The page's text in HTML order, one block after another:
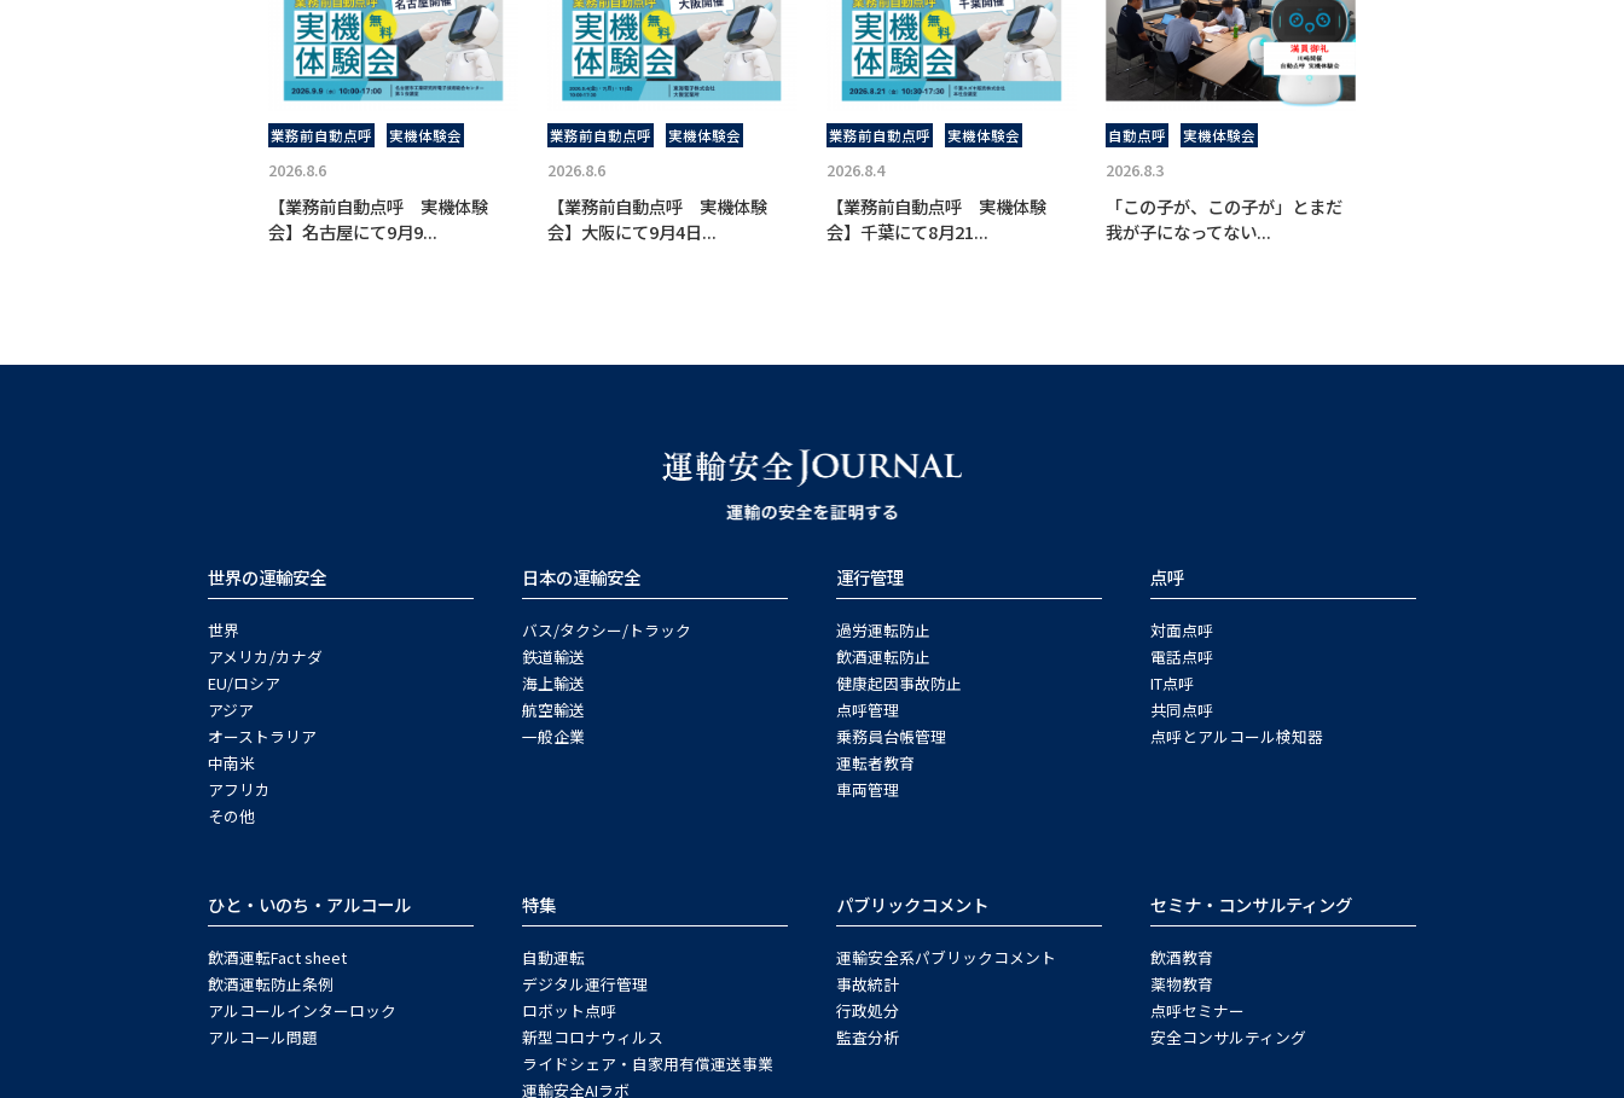
業務前自動点呼 実機体験会
2026.8.6
【業務前自動点呼 実機体験
会】名古屋にて9月9...
業務前自動点呼 実機体験会
2026.8.6
【業務前自動点呼 実機体験
会】大阪にて9月4日...
業務前自動点呼 実機体験会
2026.8.4
【業務前自動点呼 実機体験
会】千葉にて8月21...
自動点呼 実機体験会
2026.8.3
「この子が、この子が」とまだ
我が子になってない...
世界の運輸安全
世界
アメリカ/カナダ
EU/ロシア
アジア
オーストラリア
中南米
アフリカ
その他
日本の運輸安全
バス/タクシー/トラック
鉄道輸送
海上輸送
航空輸送
一般企業
運行管理
過労運転防止
飲酒運転防止
健康起因事故防止
点呼管理
乗務員台帳管理
運転者教育
車両管理
点呼
対面点呼
電話点呼
IT点呼
共同点呼
点呼とアルコール検知器
ひと・いのち・アルコール
飲酒運転Fact sheet
飲酒運転防止条例
アルコールインターロック
アルコール問題
特集
自動運転
デジタル運行管理
ロボット点呼
新型コロナウィルス
ライドシェア・自家用有償運送事業
運輸安全AIラボ
パブリックコメント
運輸安全系パブリックコメント
事故統計
行政処分
監査分析
セミナ・コンサルティング
飲酒教育
薬物教育
点呼セミナー
安全コンサルティング